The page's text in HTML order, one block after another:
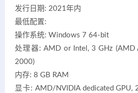
发行日期: 2021年内
最低配置:
操作系统: Windows 7 64-bit
处理器: AMD or Intel, 3 GHz
2000)
内存: 8 GB RAM
显卡: AMD/NVIDIA dedicated GPU,